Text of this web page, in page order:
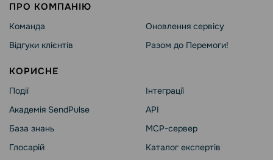
ПРО КОМПАНІЮ
Команда
Відгуки клієнтів
Оновлення сервісу
Разом до Перемоги!
КОРИСНЕ
Події
Академія SendPulse
База знань
Глосарій
Інтеграції
API
MCP-сервер
Каталог експертів